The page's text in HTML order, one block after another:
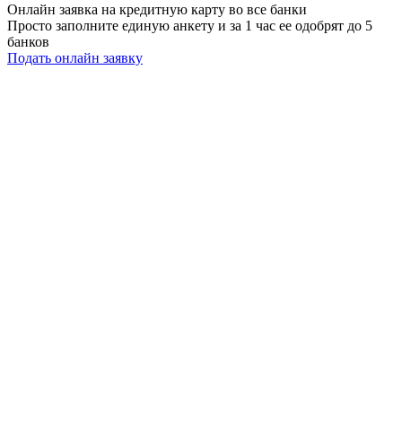
Онлайн заявка на кредитную карту во все банки
Просто заполните единую анкету и за 1 час ее одобрят до 5
банков
Подать онлайн заявку